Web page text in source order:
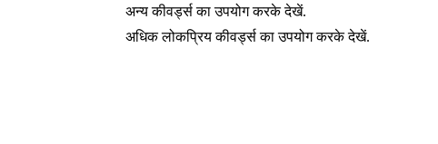
अन्य कीवर्ड्स का उपयोग करके देखें.
अधिक लोकप्रिय कीवर्ड्स का उपयोग करके देखें.